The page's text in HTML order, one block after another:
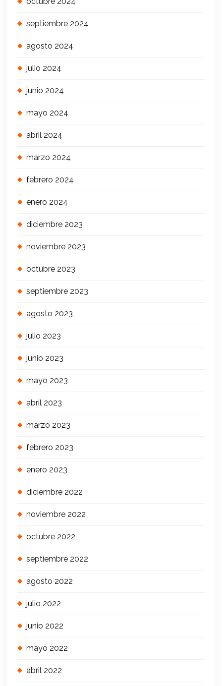
septiembre 2024
agosto 2024
julio 2024
junio 2024
mayo 2024
abril 2024
marzo 2024
febrero 2024
enero 2024
diciembre 2023
noviembre 2023
octubre 2023
septiembre 2023
agosto 2023
julio 2023
junio 2023
mayo 2023
abril 2023
marzo 2023
febrero 2023
enero 2023
diciembre 2022
noviembre 2022
octubre 2022
septiembre 2022
agosto 2022
julio 2022
junio 2022
mayo 2022
abril 2022